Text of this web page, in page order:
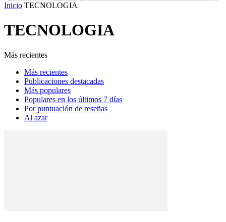
Inicio TECNOLOGIA
TECNOLOGIA
Más recientes
Más recientes
Publicaciones destacadas
Más populares
Populares en los últimos 7 días
Por puntuación de reseñas
Al azar